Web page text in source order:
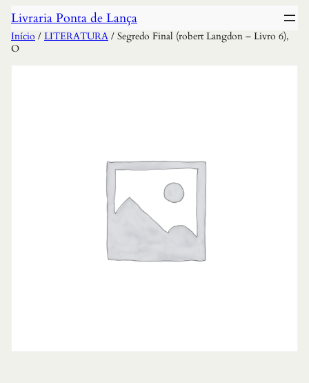
Livraria Ponta de Lança
Início / LITERATURA / Segredo Final (robert Langdon – Livro 6),
O